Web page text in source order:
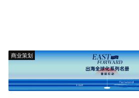
商业策划